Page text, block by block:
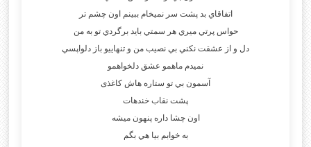
اتفاقاي بد پشت سر نميخام ببينم اون چشم تر
حواس پرتي ميري هر سمتي بايد برگردي تو به من
دل و از عشقت نكني بي نصيب من و تنهاييو باز دلواپسي
نميدم ماهمو عشق دلخواهمو
آسمون بي تو ستاره هاش كاغذی
پشت نقاب خندهات
اون چشا داره پنهون ميشه
به خوابم بيا هي بگم